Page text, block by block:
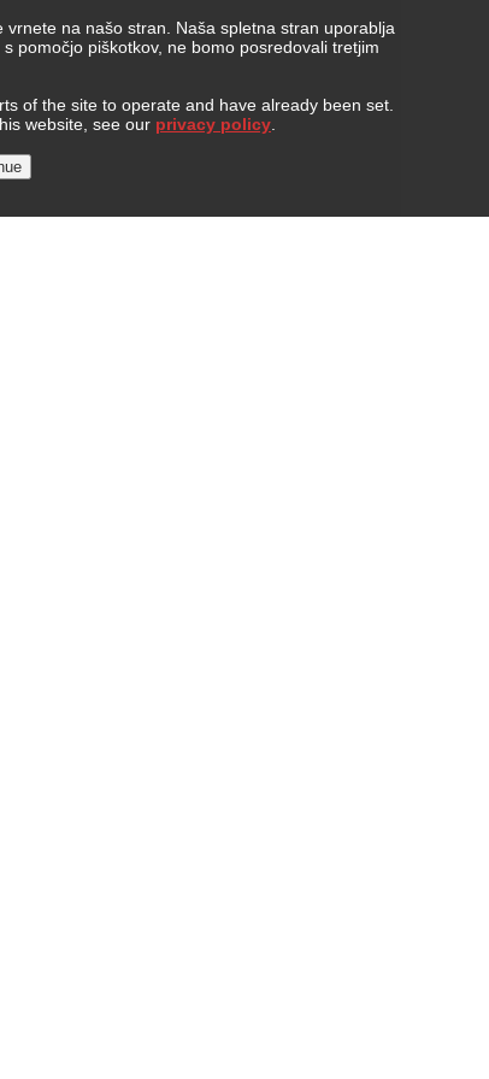
na našo stran. Naša spletna stran uporablja
pomočjo piškotkov, ne bomo posredovali tretjim
of the site to operate and have already been set.
website, see our privacy policy